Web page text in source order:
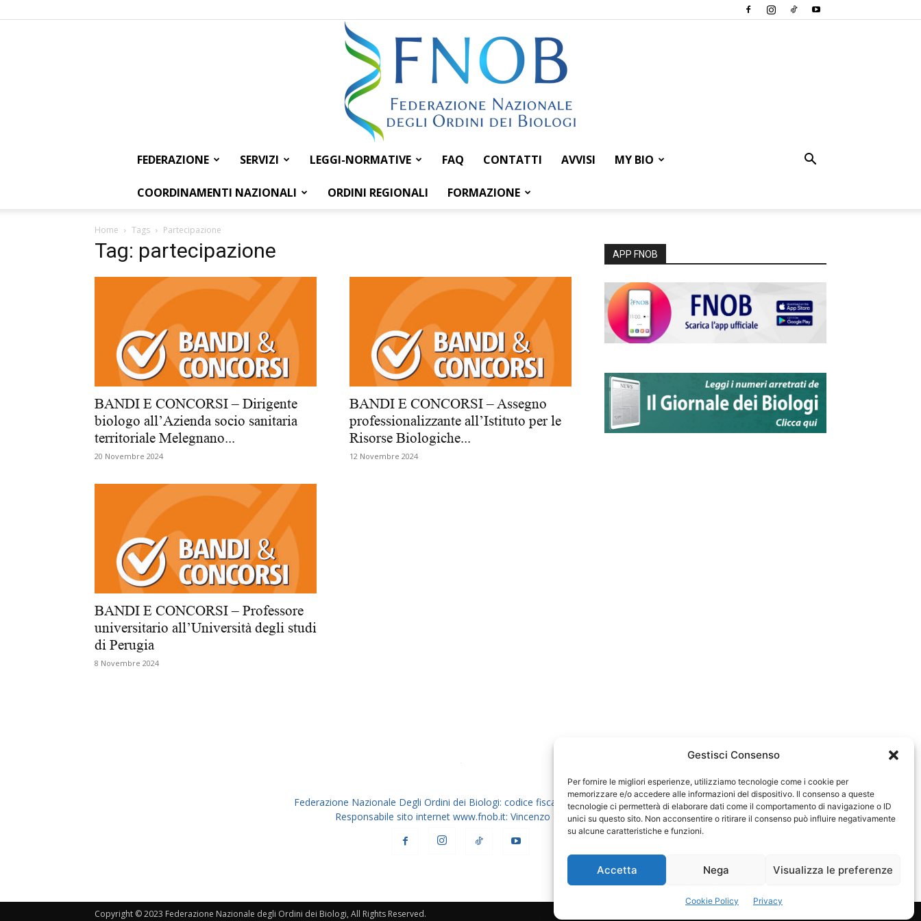
Gestisci Consenso
Per fornire le migliori esperienze, utilizziamo tecnologie come i cookie per
memorizzare e/o accedere alle informazioni del dispositivo. Il consenso a queste
tecnologie ci permetterà di elaborare dati come il comportamento di navigazione o ID
unici su questo sito. Non acconsentire o ritirare il consenso può influire negativamente
su alcune caratteristiche e funzioni.
Accetta Nega Visualizza le preferenze
Cookie Policy Privacy
Federazione
Nazionale
degli
FEDERAZIONE SERVIZI LEGGI-NORMATIVE FAQ CONTATTI AVVISI MY BIO
COORDINAMENTI NAZIONALI ORDINI REGIONALI FORMAZIONE
Home Tags Partecipazione
Tag: partecipazione
BANDI E CONCORSI – Dirigente
biologo all’Azienda socio sanitaria
territoriale Melegnano...
20 Novembre 2024
BANDI E CONCORSI – Assegno
professionalizzante all’Istituto per le
Risorse Biologiche...
12 Novembre 2024
BANDI E CONCORSI – Professore
universitario all’Università degli studi
di Perugia
8 Novembre 2024
APP FNOB
Federazione Nazionale Degli Ordini dei Biologi: codice fiscale 80069130583
Responsabile sito internet www.fnob.it: Vincenzo D'Anna
Copyright © 2023 Federazione Nazionale degli Ordini dei Biologi, All Rights Reserved.